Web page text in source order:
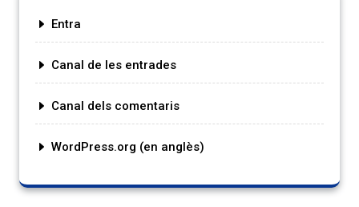
Entra
Canal de les entrades
Canal dels comentaris
WordPress.org (en anglès)